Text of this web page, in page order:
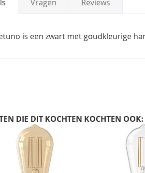
Vragen Reviews
is een zwart met goudkleurige
DIE DIT KOCHTEN KOCHTEN OOK: